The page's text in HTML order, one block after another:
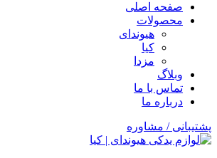
صفحه اصلی
محصولات
هیوندای
کیا
مزدا
وبلاگ
تماس با ما
درباره ما
پشتیبانی / مشاوره